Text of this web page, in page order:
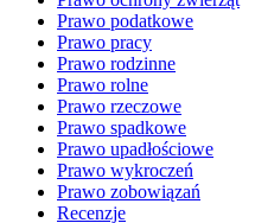
Prawo podatkowe
Prawo pracy
Prawo rodzinne
Prawo rolne
Prawo rzeczowe
Prawo spadkowe
Prawo upadłościowe
Prawo wykroczeń
Prawo zobowiązań
Recenzje